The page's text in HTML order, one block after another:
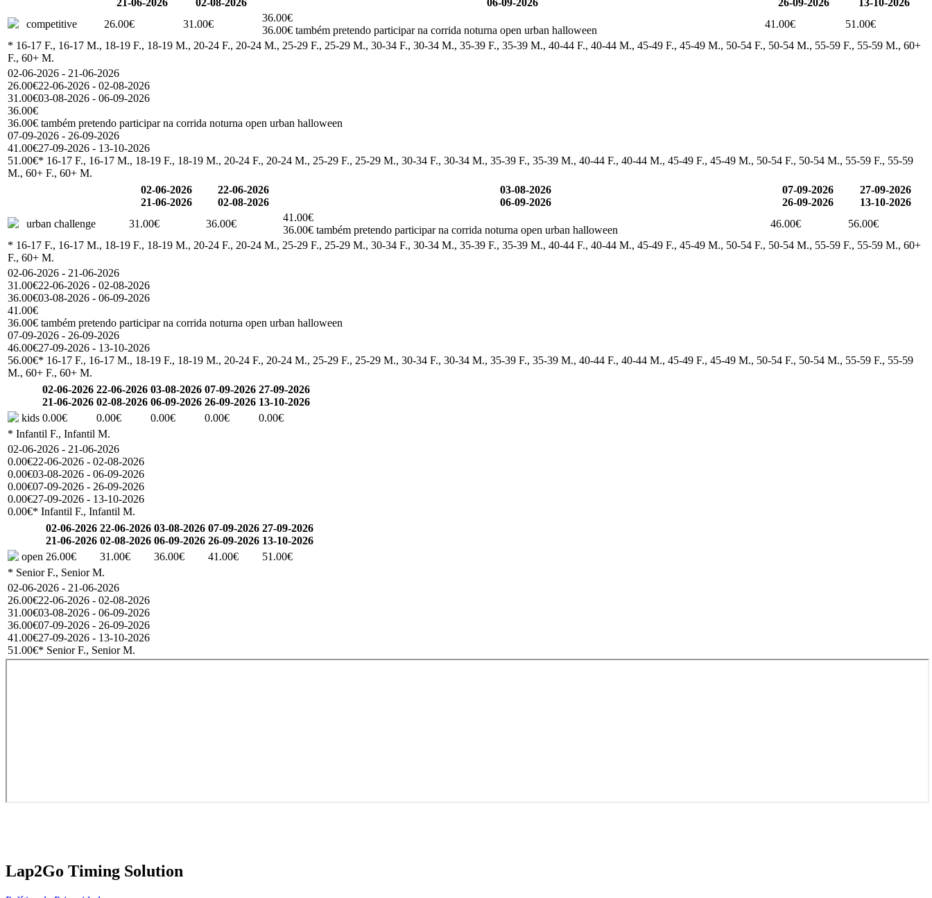
21-06-2026
02-08-2026
06-09-2026
26-09-2026
13-10-2026
competitive
26.00€ 31.00€
36.00€
36.00€ também pretendo participar na corrida noturna open urban halloween
41.00€
51.00€
* 16-17 F., 16-17 M., 18-19 F., 18-19 M., 20-24 F., 20-24 M., 25-29 F., 25-29 M., 30-34 F., 30-34 M., 35-39 F., 35-39 M., 40-44 F., 40-44 M., 45-49 F., 45-49 M., 50-54 F., 50-54 M., 55-59 F., 55-59 M., 60+
F., 60+ M.
02-06-2026 - 21-06-2026
26.00€22-06-2026 - 02-08-2026
31.00€03-08-2026 - 06-09-2026
36.00€
36.00€ também pretendo participar na corrida noturna open urban halloween
07-09-2026 - 26-09-2026
41.00€27-09-2026 - 13-10-2026
51.00€* 16-17 F., 16-17 M., 18-19 F., 18-19 M., 20-24 F., 20-24 M., 25-29 F., 25-29 M., 30-34 F., 30-34 M., 35-39 F., 35-39 M., 40-44 F., 40-44 M., 45-49 F., 45-49 M., 50-54 F., 50-54 M., 55-59 F., 55-59
M., 60+ F., 60+ M.
02-06-2026
21-06-2026
22-06-2026
02-08-2026
03-08-2026
06-09-2026
07-09-2026
26-09-2026
27-09-2026
13-10-2026
urban challenge
31.00€ 36.00€
41.00€
36.00€ também pretendo participar na corrida noturna open urban halloween
46.00€
56.00€
* 16-17 F., 16-17 M., 18-19 F., 18-19 M., 20-24 F., 20-24 M., 25-29 F., 25-29 M., 30-34 F., 30-34 M., 35-39 F., 35-39 M., 40-44 F., 40-44 M., 45-49 F., 45-49 M., 50-54 F., 50-54 M., 55-59 F., 55-59 M., 60+
F., 60+ M.
02-06-2026 - 21-06-2026
31.00€22-06-2026 - 02-08-2026
36.00€03-08-2026 - 06-09-2026
41.00€
36.00€ também pretendo participar na corrida noturna open urban halloween
07-09-2026 - 26-09-2026
46.00€27-09-2026 - 13-10-2026
56.00€* 16-17 F., 16-17 M., 18-19 F., 18-19 M., 20-24 F., 20-24 M., 25-29 F., 25-29 M., 30-34 F., 30-34 M., 35-39 F., 35-39 M., 40-44 F., 40-44 M., 45-49 F., 45-49 M., 50-54 F., 50-54 M., 55-59 F., 55-59
M., 60+ F., 60+ M.
02-06-2026
21-06-2026
22-06-2026
02-08-2026
03-08-2026
06-09-2026
07-09-2026
26-09-2026
27-09-2026
13-10-2026
kids 0.00€ 0.00€ 0.00€ 0.00€
0.00€
* Infantil F., Infantil M.
02-06-2026 - 21-06-2026
0.00€22-06-2026 - 02-08-2026
0.00€03-08-2026 - 06-09-2026
0.00€07-09-2026 - 26-09-2026
0.00€27-09-2026 - 13-10-2026
0.00€* Infantil F., Infantil M.
02-06-2026
21-06-2026
22-06-2026
02-08-2026
03-08-2026
06-09-2026
07-09-2026
26-09-2026
27-09-2026
13-10-2026
open 26.00€ 31.00€ 36.00€ 41.00€
51.00€
* Senior F., Senior M.
02-06-2026 - 21-06-2026
26.00€22-06-2026 - 02-08-2026
31.00€03-08-2026 - 06-09-2026
36.00€07-09-2026 - 26-09-2026
41.00€27-09-2026 - 13-10-2026
51.00€* Senior F., Senior M.
Lap2Go Timing Solution